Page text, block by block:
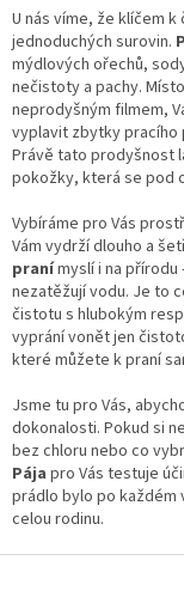
U nás víme, že klíčem
jednoduchých surovin.
mýdlových ořechů,
nečistoty a pachy.
neprodyšným filmem,
vyplavit zbytky pracího
Právě tato prodyšnost
pokožky, která se pod
Vybíráme pro Vás
Vám vydrží dlouho a
pranímyslí i na přírodu
nezatěžují vodu. Je to
čistotu s hlubokým
vyprání vonět jen
které můžete k praní
Jsme tu pro Vás,
dokonalosti. Pokud si
bez chloru nebo co
Pája pro Vás testuje
prádlo bylo po každém
celou rodinu.